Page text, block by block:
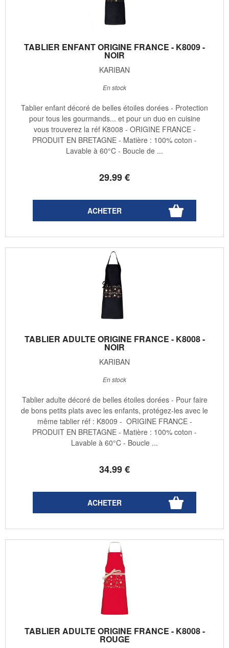
TABLIER ENFANT ORIGINE FRANCE - K8009 -
NOIR
KARIBAN
29.99€
En stock
Tablier enfant décoré de belles étoiles dorées - Protection
pour tous les gourmands... et pour un duo en cuisine
vous trouverez la réf K8008 - ORIGINE FRANCE -
PRODUIT EN BRETAGNE - Matière : 100% coton -
Lavable à 60°C - Boucle de ...
TABLIER ADULTE ORIGINE FRANCE - K8008 -
NOIR
KARIBAN
34.99€
En stock
Tablier adulte décoré de belles étoiles dorées - Pour faire
de bons petits plats avec les enfants, protégez-les avec le
même tablier réf : K8009 - ORIGINE FRANCE -
PRODUIT EN BRETAGNE - Matière : 100% coton -
Lavable à 60°C - Boucle ...
TABLIER ADULTE ORIGINE FRANCE - K8008 -
ROUGE